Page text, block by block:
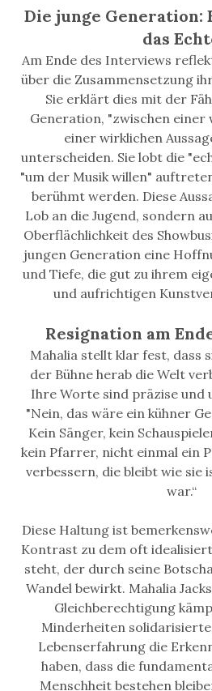
Die junge Generation:
das
Am Ende des Interviews
über die Zusammensetzung
Sie erklärt dies mit der
Generation, "zwischen einer
einer wirklichen
unterscheiden. Sie lobt die
"um der Musik willen"
berühmt werden. Diese
Lob an die Jugend, sondern
Oberflächlichkeit des
jungen Generation eine
und Tiefe, die gut zu ihrem
und aufrichtigen
Resignation am
Mahalia stellt klar fest, dass
der Bühne herab die Welt
Ihre Worte sind präzise und
"Nein, das wäre ein kühner
Kein Sänger, kein
kein Pfarrer, nicht einmal ein
verbessern, die bleibt wie sie
war.“
Diese Haltung ist
Kontrast zu dem oft
steht, der durch seine
Wandel bewirkt. Mahalia
Gleichberechtigung
Minderheiten
Lebenserfahrung die
haben, dass die
Menschheit bestehen